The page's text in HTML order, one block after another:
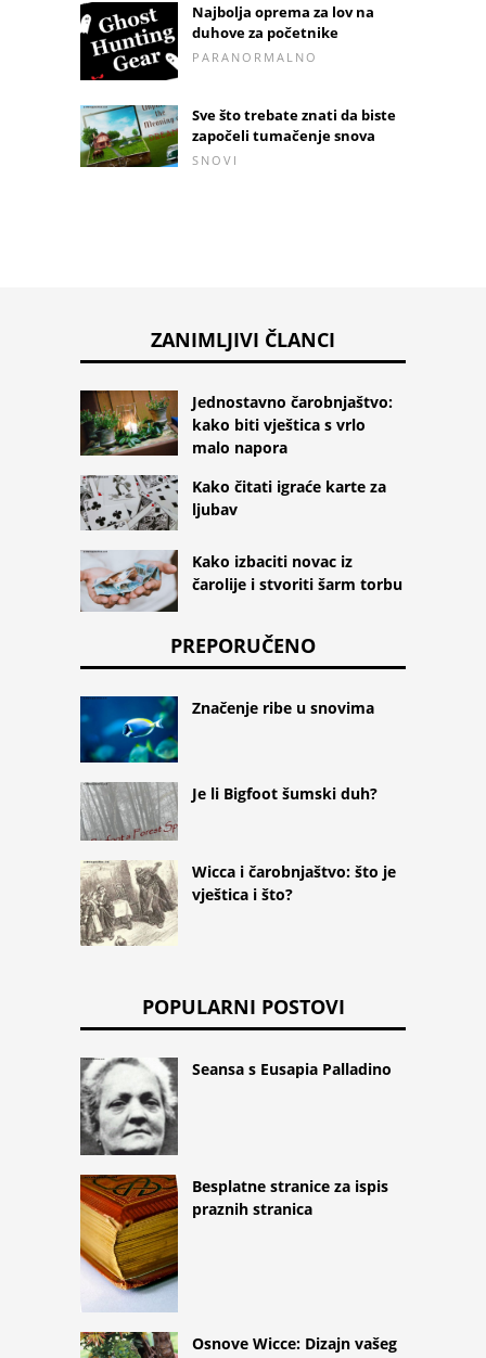
Najbolja oprema za lov na
duhove za početnike
PARANORMALNO
Sve što trebate znati da biste
započeli tumačenje snova
SNOVI
ZANIMLJIVI ČLANCI
Jednostavno čarobnjaštvo:
kako biti vještica s vrlo
malo napora
Kako čitati igraće karte za
ljubav
Kako izbaciti novac iz
čarolije i stvoriti šarm torbu
PREPORUČENO
Značenje ribe u snovima
Je li Bigfoot šumski duh?
Wicca i čarobnjaštvo: što je
vještica i što?
POPULARNI POSTOVI
Seansa s Eusapia Palladino
Besplatne stranice za ispis
praznih stranica
Osnove Wicce: Dizajn vašeg